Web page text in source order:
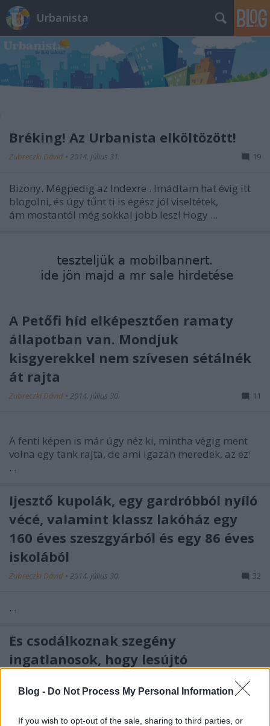
Blog - Do Not Process My Personal Information
If you wish to opt-out of the sale, sharing to third parties, or
Urbanista
Bréking! Az Urbanista elköltözött!
Zubreczki Dávid • 2014. július 31. 19
Bizony. Mégpedig az Indexre . Imádtam hat évig itt
blogolni, és úgy tűnt ti is egész jól viseltétek,
ám mostantól még sokkal jobb lesz! Hogy ...
A Petőfi híd elképesztően ramaty
állapotban van. Mondjuk
kisgyerekkel nem szívesen sétálnék
át rajta
Zubreczki Dávid • 2014. július 30. 11
A fenti képen is már úgy néz ki, mintha végig ment
volna egy tank rajta, de ami igazán meredek, az ez:
...
Ijesztő kupolák, egy gardróbból nyíló
vécé, valamint klassz lakóház egy
160 éves szeszgyárból és egy 86 éves
iskolából
Zubreczki Dávid • 2014. július 30. 32
...
És csodálkoznak szegény
ingatlanosok, hogy lesújtó
Lássuk milyen egy
konferenciameghívójuk